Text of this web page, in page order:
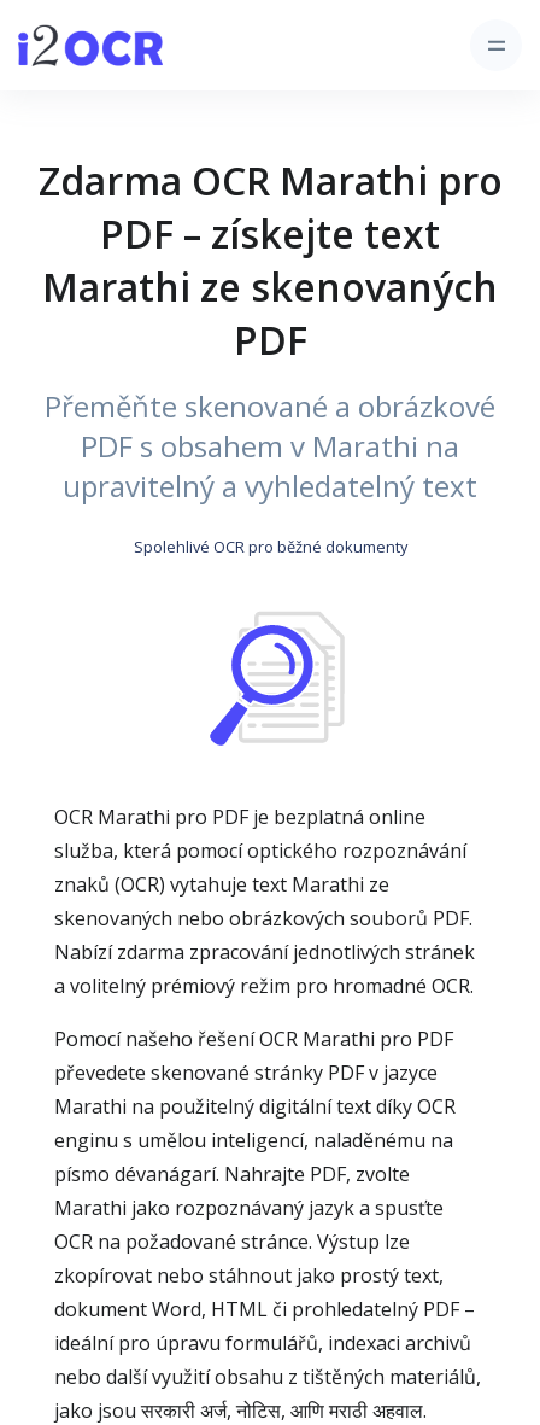
Zdarma OCR Marathi pro
PDF – získejte text
Marathi ze skenovaných
PDF
Přeměňte skenované a obrázkové
PDF s obsahem v Marathi na
upravitelný a vyhledatelný text
Spolehlivé OCR pro běžné dokumenty
OCR Marathi pro PDF je bezplatná online
služba, která pomocí optického rozpoznávání
znaků (OCR) vytahuje text Marathi ze
skenovaných nebo obrázkových souborů PDF.
Nabízí zdarma zpracování jednotlivých stránek
a volitelný prémiový režim pro hromadné OCR.
Pomocí našeho řešení OCR Marathi pro PDF
převedete skenované stránky PDF v jazyce
Marathi na použitelný digitální text díky OCR
enginu s umělou inteligencí, naladěnému na
písmo dévanágarí. Nahrajte PDF, zvolte
Marathi jako rozpoznávaný jazyk a spusťte
OCR na požadované stránce. Výstup lze
zkopírovat nebo stáhnout jako prostý text,
dokument Word, HTML či prohledatelný PDF –
ideální pro úpravu formulářů, indexaci archivů
nebo další využití obsahu z tištěných materiálů,
jako jsou सरकारी अर्ज, नोटिस, आणि मराठी अहवाल.